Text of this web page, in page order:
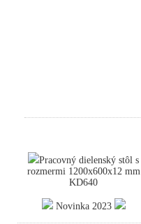
Pracovný dielenský stôl s
rozmermi 1200x600x12 mm
KD640
Novinka 2023